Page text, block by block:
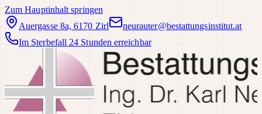
Zum Hauptinhalt springen
Auergasse 8a, 6170 Zirl
neurauter@bestattungsinstitut.at
Im Sterbefall 24 Stunden erreichbar